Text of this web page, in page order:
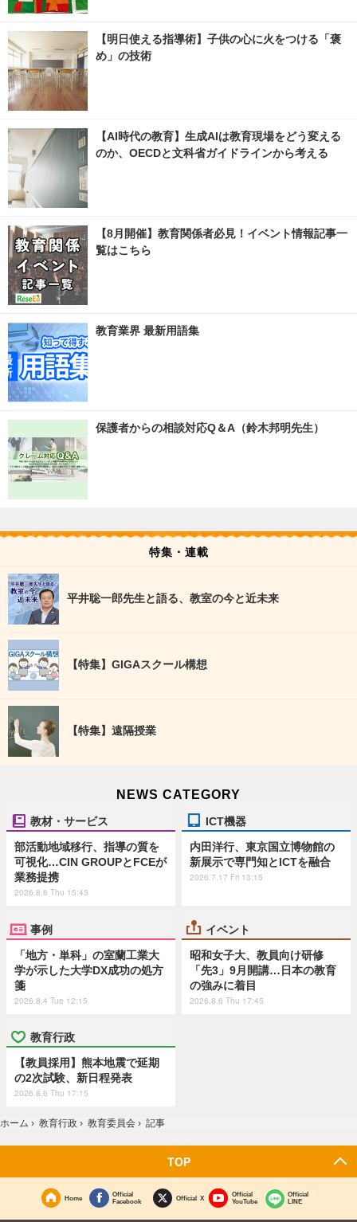
【明日使える指導術】子供の心に火をつける「褒
め」の技術
【AI時代の教育】生成AIは教育現場をどう変える
のか、OECDと文科省ガイドラインから考える
【8月開催】教育関係者必見！イベント情報記事一
覧はこちら
教育業界 最新用語集
保護者からの相談対応Q＆A（鈴木邦明先生）
特集・連載
平井聡一郎先生と語る、教室の今と近未来
【特集】GIGAスクール構想
【特集】遠隔授業
NEWS CATEGORY
教材・サービス
部活動地域移行、指導の質を
可視化…CIN GROUPとFCEが
業務提携
2026.8.6 Thu 15:45
ICT機器
内田洋行、東京国立博物館の
新展示で専門知とICTを融合
2026.7.17 Fri 13:15
事例
「地方・単科」の室蘭工業大
学が示した大学DX成功の処方
箋
2026.8.4 Tue 12:15
イベント
昭和女子大、教員向け研修
「先3」9月開講…日本の教育
の強みに着目
2026.8.6 Thu 17:45
教育行政
【教員採用】熊本地震で延期
の2次試験、新日程発表
2026.8.6 Thu 17:15
ホーム › 教育行政 › 教育委員会 › 記事
TOP
Home
Official
Facebook
Official X
Official
YouTube
Official
LINE